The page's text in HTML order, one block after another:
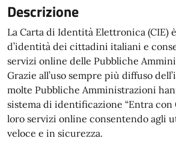
Descrizione
La Carta di Identità Elettronica (CIE)
d’identità dei cittadini italiani e
servizi online delle Pubbliche
Grazie all’uso sempre più diffuso
molte Pubbliche Amministrazioni
sistema di identificazione “Entra con
loro servizi online consentendo agli
veloce e in sicurezza.